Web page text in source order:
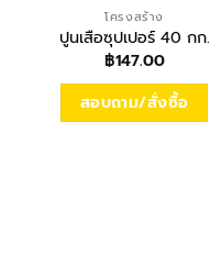
โครงสร้าง
ปูนเสือซุปเปอร์ 40 กก.
฿147.00
สอบถาม/สั่งซื้อ